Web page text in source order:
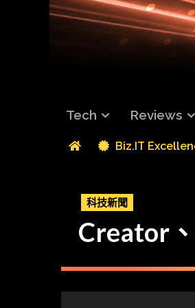
Tech Reviews
Biz.IT
科技新聞
Creator